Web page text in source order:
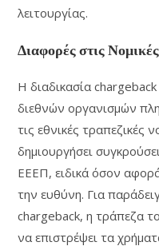
λειτουργίας.
Διαφορές στις
Η διαδικασία
διεθνών οργανισμών
τις εθνικές τραπεζικές
δημιουργήσει
ΕΕΕΠ, ειδικά όσον
την ευθύνη. Για
chargeback, η τράπεζα
να επιστρέψει τα